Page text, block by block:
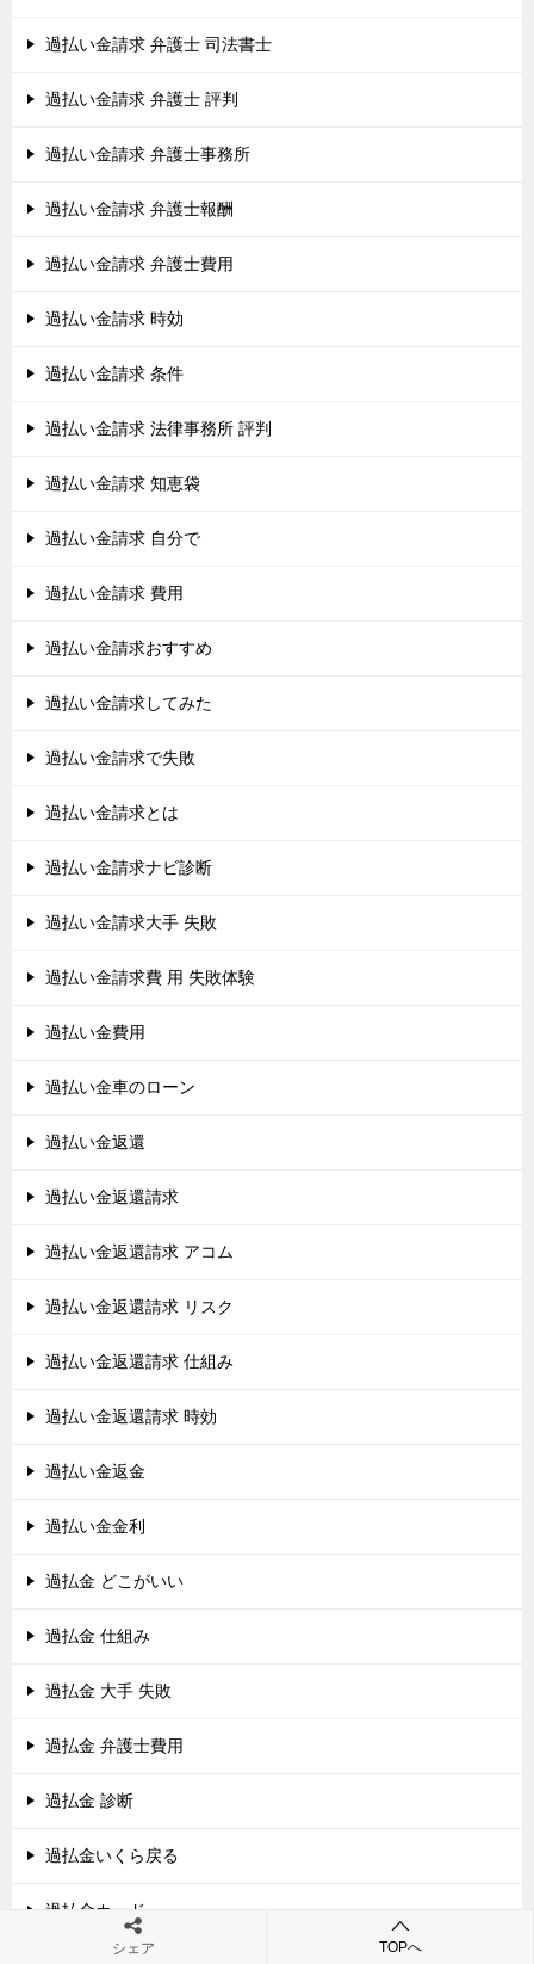
過払い金請求 弁護士 司法書士
過払い金請求 弁護士 評判
過払い金請求 弁護士事務所
過払い金請求 弁護士報酬
過払い金請求 弁護士費用
過払い金請求 時効
過払い金請求 条件
過払い金請求 法律事務所 評判
過払い金請求 知恵袋
過払い金請求 自分で
過払い金請求 費用
過払い金請求おすすめ
過払い金請求してみた
過払い金請求で失敗
過払い金請求とは
過払い金請求ナビ診断
過払い金請求大手 失敗
過払い金請求費 用 失敗体験
過払い金費用
過払い金車のローン
過払い金返還
過払い金返還請求
過払い金返還請求 アコム
過払い金返還請求 リスク
過払い金返還請求 仕組み
過払い金返還請求 時効
過払い金返金
過払い金金利
過払金 どこがいい
過払金 仕組み
過払金 大手 失敗
過払金 弁護士費用
過払金 診断
過払金いくら戻る
過払金カード
シェア TOPへ